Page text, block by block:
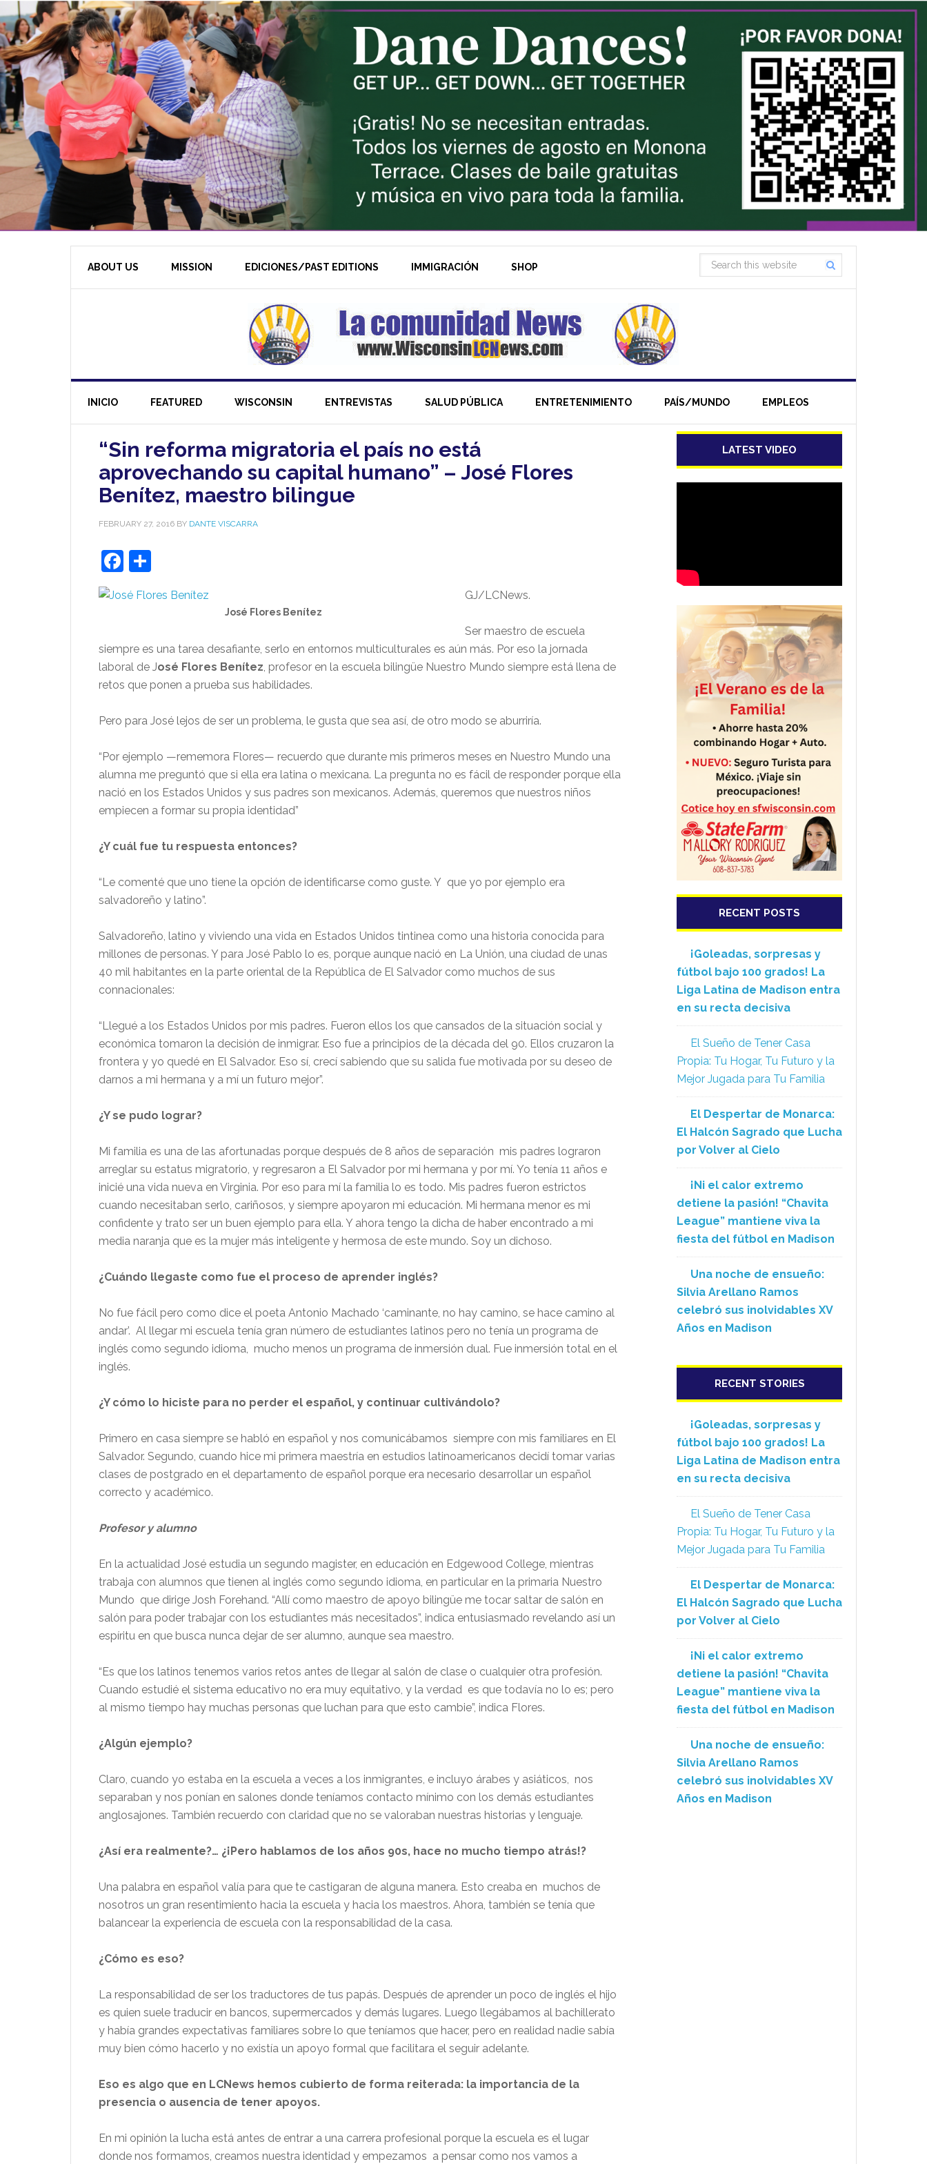
ABOUT US MISSION EDICIONES/PAST EDITIONS IMMIGRACIÓN SHOP
INICIO FEATURED WISCONSIN ENTREVISTAS SALUD PÚBLICA ENTRETENIMIENTO PAÍS/MUNDO EMPLEOS
“Sin reforma migratoria el país no está
aprovechando su capital humano” – José Flores
Benítez, maestro bilingue
FEBRUARY 27, 2016 BY DANTE VISCARRA
Facebook
José Flores Benítez
GJ/LCNews.
Ser maestro de escuela
siempre es una tarea desafiante, serlo en entornos multiculturales es aún más. Por eso la jornada
laboral de José Flores Benítez, profesor en la escuela bilingüe Nuestro Mundo siempre está llena de
retos que ponen a prueba sus habilidades.
Pero para José lejos de ser un problema, le gusta que sea así, de otro modo se aburriría.
“Por ejemplo —rememora Flores— recuerdo que durante mis primeros meses en Nuestro Mundo una
alumna me preguntó que si ella era latina o mexicana. La pregunta no es fácil de responder porque ella
nació en los Estados Unidos y sus padres son mexicanos. Además, queremos que nuestros niños
empiecen a formar su propia identidad”
¿Y cuál fue tu respuesta entonces?
“Le comenté que uno tiene la opción de identificarse como guste. Y que yo por ejemplo era
salvadoreño y latino”.
Salvadoreño, latino y viviendo una vida en Estados Unidos tintinea como una historia conocida para
millones de personas. Y para José Pablo lo es, porque aunque nació en La Unión, una ciudad de unas
40 mil habitantes en la parte oriental de la República de El Salvador como muchos de sus
connacionales:
“Llegué a los Estados Unidos por mis padres. Fueron ellos los que cansados de la situación social y
económica tomaron la decisión de inmigrar. Eso fue a principios de la década del 90. Ellos cruzaron la
frontera y yo quedé en El Salvador. Eso sí, crecí sabiendo que su salida fue motivada por su deseo de
darnos a mi hermana y a mí un futuro mejor”.
¿Y se pudo lograr?
Mi familia es una de las afortunadas porque después de 8 años de separación mis padres lograron
arreglar su estatus migratorio, y regresaron a El Salvador por mi hermana y por mí. Yo tenía 11 años e
inicié una vida nueva en Virginia. Por eso para mí la familia lo es todo. Mis padres fueron estrictos
cuando necesitaban serlo, cariñosos, y siempre apoyaron mi educación. Mi hermana menor es mi
confidente y trato ser un buen ejemplo para ella. Y ahora tengo la dicha de haber encontrado a mi
media naranja que es la mujer más inteligente y hermosa de este mundo. Soy un dichoso.
¿Cuándo llegaste como fue el proceso de aprender inglés?
No fue fácil pero como dice el poeta Antonio Machado ‘caminante, no hay camino, se hace camino al
andar’. Al llegar mi escuela tenía gran número de estudiantes latinos pero no tenía un programa de
inglés como segundo idioma, mucho menos un programa de inmersión dual. Fue inmersión total en el
inglés.
¿Y cómo lo hiciste para no perder el español, y continuar cultivándolo?
Primero en casa siempre se habló en español y nos comunicábamos siempre con mis familiares en El
Salvador. Segundo, cuando hice mi primera maestría en estudios latinoamericanos decidí tomar varias
clases de postgrado en el departamento de español porque era necesario desarrollar un español
correcto y académico.
Profesor y alumno
En la actualidad José estudia un segundo magister, en educación en Edgewood College, mientras
trabaja con alumnos que tienen al inglés como segundo idioma, en particular en la primaria Nuestro
Mundo que dirige Josh Forehand. “Allí como maestro de apoyo bilingüe me tocar saltar de salón en
salón para poder trabajar con los estudiantes más necesitados”, indica entusiasmado revelando así un
espíritu en que busca nunca dejar de ser alumno, aunque sea maestro.
“Es que los latinos tenemos varios retos antes de llegar al salón de clase o cualquier otra profesión.
Cuando estudié el sistema educativo no era muy equitativo, y la verdad es que todavía no lo es; pero
al mismo tiempo hay muchas personas que luchan para que esto cambie”, indica Flores.
¿Algún ejemplo?
Claro, cuando yo estaba en la escuela a veces a los inmigrantes, e incluyo árabes y asiáticos, nos
separaban y nos ponían en salones donde teníamos contacto mínimo con los demás estudiantes
anglosajones. También recuerdo con claridad que no se valoraban nuestras historias y lenguaje.
¿Así era realmente?… ¿¡Pero hablamos de los años 90s, hace no mucho tiempo atrás!?
Una palabra en español valía para que te castigaran de alguna manera. Esto creaba en muchos de
nosotros un gran resentimiento hacia la escuela y hacia los maestros. Ahora, también se tenía que
balancear la experiencia de escuela con la responsabilidad de la casa.
¿Cómo es eso?
La responsabilidad de ser los traductores de tus papás. Después de aprender un poco de inglés el hijo
es quien suele traducir en bancos, supermercados y demás lugares. Luego llegábamos al bachillerato
y había grandes expectativas familiares sobre lo que teníamos que hacer, pero en realidad nadie sabía
muy bien cómo hacerlo y no existía un apoyo formal que facilitara el seguir adelante.
Eso es algo que en LCNews hemos cubierto de forma reiterada: la importancia de la
presencia o ausencia de tener apoyos.
En mi opinión la lucha está antes de entrar a una carrera profesional porque la escuela es el lugar
donde nos formamos, creamos nuestra identidad y empezamos a pensar como nos vamos a
LATEST VIDEO
RECENT POSTS
¡Goleadas, sorpresas y
fútbol bajo 100 grados! La
Liga Latina de Madison entra
en su recta decisiva
El Sueño de Tener Casa
Propia: Tu Hogar, Tu Futuro y la
Mejor Jugada para Tu Familia
El Despertar de Monarca:
El Halcón Sagrado que Lucha
por Volver al Cielo
¡Ni el calor extremo
detiene la pasión! “Chavita
League” mantiene viva la
fiesta del fútbol en Madison
Una noche de ensueño:
Silvia Arellano Ramos
celebró sus inolvidables XV
Años en Madison
RECENT STORIES
¡Goleadas, sorpresas y
fútbol bajo 100 grados! La
Liga Latina de Madison entra
en su recta decisiva
El Sueño de Tener Casa
Propia: Tu Hogar, Tu Futuro y la
Mejor Jugada para Tu Familia
El Despertar de Monarca:
El Halcón Sagrado que Lucha
por Volver al Cielo
¡Ni el calor extremo
detiene la pasión! “Chavita
League” mantiene viva la
fiesta del fútbol en Madison
Una noche de ensueño:
Silvia Arellano Ramos
celebró sus inolvidables XV
Años en Madison